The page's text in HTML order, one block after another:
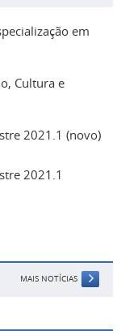
em
Cultura e
2021.1 (novo)
2021.1
MAIS NOTÍCIAS